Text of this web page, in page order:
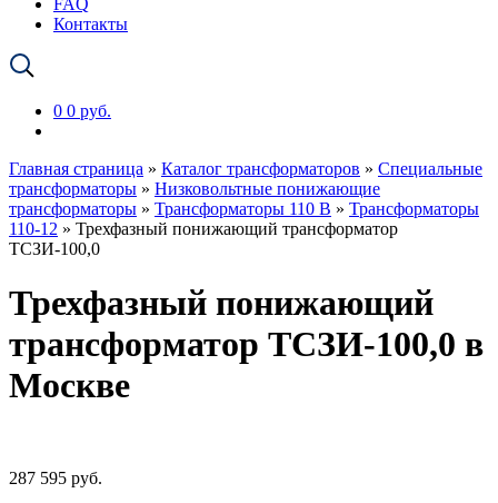
Контакты
0 0 руб.
Главная страница » Каталог трансформаторов » Специальные
трансформаторы » Низковольтные понижающие
трансформаторы » Трансформаторы 110 В » Трансформаторы
110-12 » Трехфазный понижающий трансформатор
ТСЗИ-100,0
Трехфазный понижающий
трансформатор ТСЗИ-100,0 в
Москве
287 595 руб.